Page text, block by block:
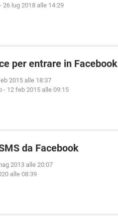
- 26 lug 2018 alle 14:29
per entrare in Facebook
2015 alle 18:37
- 12 feb 2015 alle 09:15
da Facebook
2013 alle 20:07
alle 08:39